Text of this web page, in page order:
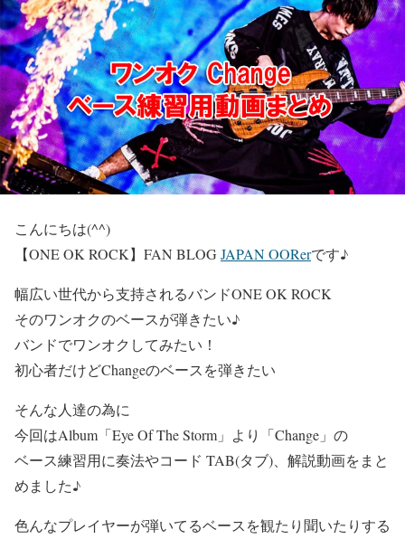
こんにちは(^^)
【ONE OK ROCK】FAN BLOGJAPAN OORerです♪
幅広い世代から支持されるバンドONE OK ROCK
そのワンオクのベースが弾きたい♪
バンドでワンオクしてみたい！
初心者だけどChangeのベースを弾きたい
そんな人達の為に
今回はAlbum 「Eye Of The Storm」 より 「Change」 の
ベース練習用に奏法やコード TAB(タブ)、解説動画をまと
めました♪
色んなプレイヤーが弾いてるベースを観たり聞いたりする